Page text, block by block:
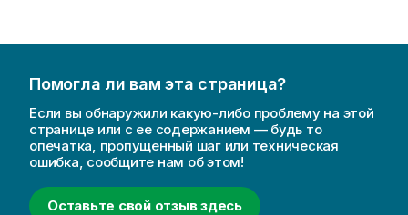
Помогла ли вам эта страница?
Если вы обнаружили какую-либо проблему на этой
странице или с ее содержанием — будь то
опечатка, пропущенный шаг или техническая
ошибка, сообщите нам об этом!
Оставьте свой отзыв здесь